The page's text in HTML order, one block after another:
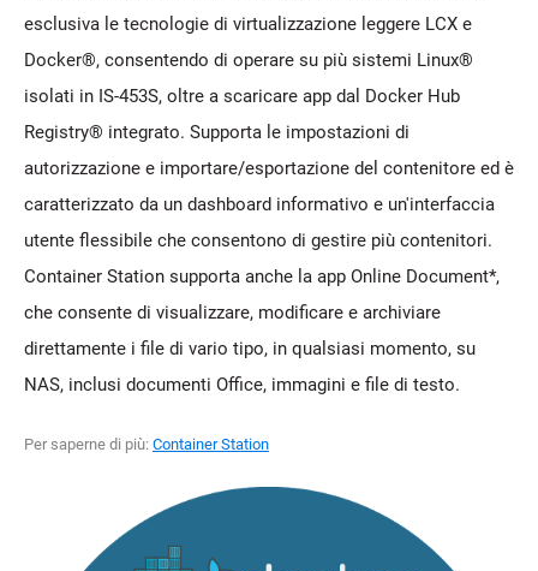
esclusiva le tecnologie di virtualizzazione leggere LCX e
Docker®, consentendo di operare su più sistemi Linux®
isolati in IS-453S, oltre a scaricare app dal Docker Hub
Registry® integrato. Supporta le impostazioni di
autorizzazione e importare/esportazione del contenitore ed è
caratterizzato da un dashboard informativo e un'interfaccia
utente flessibile che consentono di gestire più contenitori.
Container Station supporta anche la app Online Document*,
che consente di visualizzare, modificare e archiviare
direttamente i file di vario tipo, in qualsiasi momento, su
NAS, inclusi documenti Office, immagini e file di testo.
Per saperne di più: Container Station